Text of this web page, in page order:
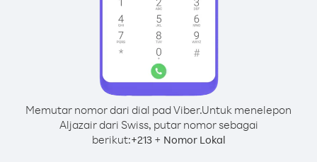
Memutar nomor dari dial pad Viber.Untuk menelepon
Aljazair dari Swiss, putar nomor sebagai
berikut:+213+ Nomor Lokal